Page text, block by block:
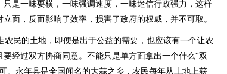
是一味耍横，一味强调速度，一味迷信行政强力，这样
面，反而影响了效率，损害了政府的权威，并不可取。
民的土地，即便是出于公益的需要，也应该有一个让农
要经过双方协商同意。不能只是单方面拿出一个什么“双
。永年县是全国闻名的大蒜之乡，农民每年从土地上获